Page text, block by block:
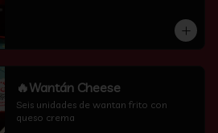
🔥Wantán Cheese
Seis unidades de wantan frito con
queso crema